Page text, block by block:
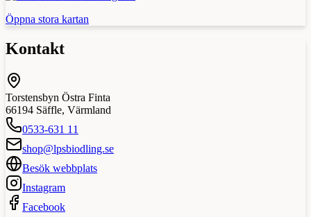
Öppna stora kartan
Kontakt
Torstensbyn Östra Finta
66194 Säffle, Värmland
0533-631 11
shop@lpsbiodling.se
Besök webbplats
Instagram
Facebook